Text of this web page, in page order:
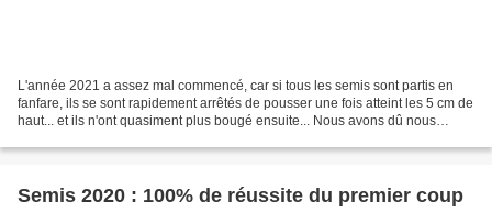
L'année 2021 a assez mal commencé, car si tous les semis sont partis en
fanfare, ils se sont rapidement arrêtés de pousser une fois atteint les 5 cm de
haut... et ils n'ont quasiment plus bougé ensuite... Nous avons dû nous
Semis 2020 : 100% de réussite du premier coup